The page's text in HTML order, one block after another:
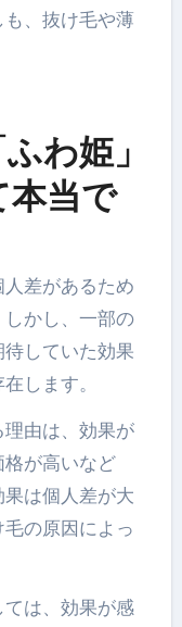
、抜け毛や薄
わ姫」
本当で
人差があるため
かし、一部の
していた効果
します。
理由は、効果が
が高いなど
は個人差が大
の原因によっ
は、効果が感